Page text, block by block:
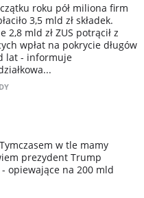
roku pół miliona firm
3,5 mld zł składek.
2,8 mld zł ZUS potrącił z
wpłat na pokrycie długów
lat - informuje
w tle mamy
prezydent Trump
- opiewające na 200 mld